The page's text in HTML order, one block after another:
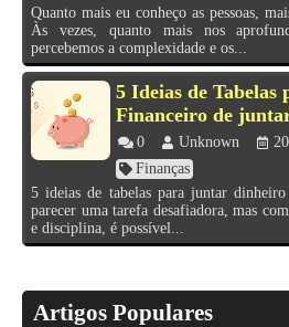
Quanto mais eu conheço as pessoas,
Às vezes, quanto mais nos
percebemos a complexidade e os...
5 Ideias de Tabelas
Financeiro de
0 Unknown
Finanças
5 ideias de tabelas para juntar
parecer uma tarefa desafiadora, mas
e disciplina, é possível...
Artigos Populares